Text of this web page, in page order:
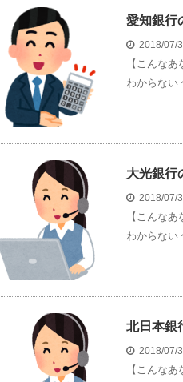
愛知銀行
2018/07/
【こんな
わからな
大光銀行
2018/07/
【こんな
わからな
北日本銀
2018/07/
【こんな